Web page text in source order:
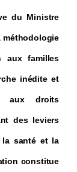
du Ministre
méthodologie
aux familles
inédite et
aux droits
des leviers
la santé et la
constitue